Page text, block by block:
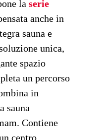
la serie
anche in
sauna e
unica,
spazio
un percorso
in
sauna
Contiene
centro